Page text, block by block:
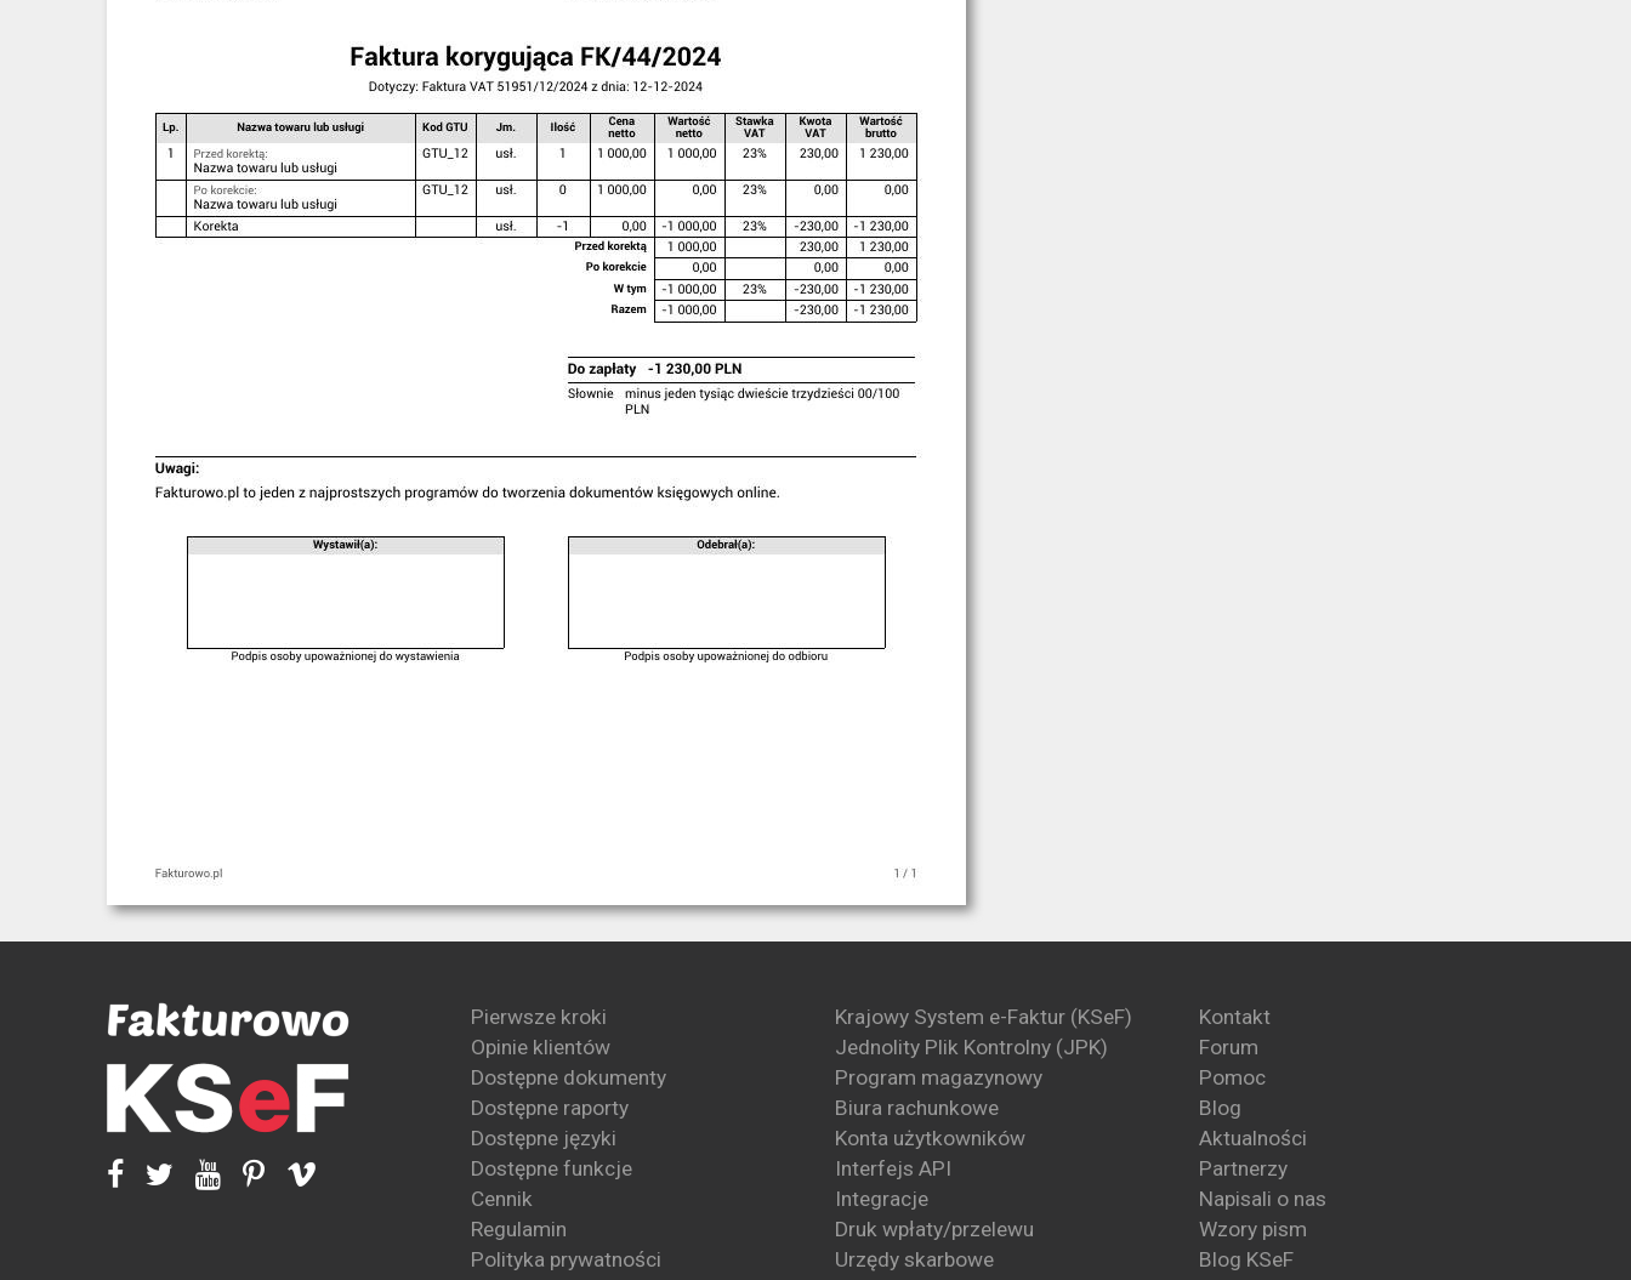
Pierwsze kroki
Opinie klientów
Dostępne dokumenty
Dostępne raporty
Dostępne języki
Dostępne funkcje
Cennik
Regulamin
Polityka prywatności
Krajowy System e-Faktur (KSeF)
Jednolity Plik Kontrolny (JPK)
Program magazynowy
Biura rachunkowe
Konta użytkowników
Interfejs API
Integracje
Druk wpłaty/przelewu
Urzędy skarbowe
Kontakt
Forum
Pomoc
Blog
Aktualności
Partnerzy
Napisali o nas
Wzory pism
Blog KSeF